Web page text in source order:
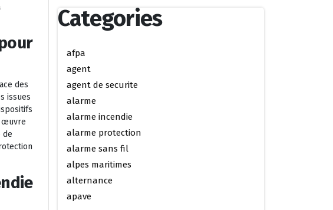
des
issues
œuvre
de
Categories
afpa
agent
agent de securite
alarme
alarme incendie
alarme protection
alarme sans fil
alpes maritimes
alternance
apave